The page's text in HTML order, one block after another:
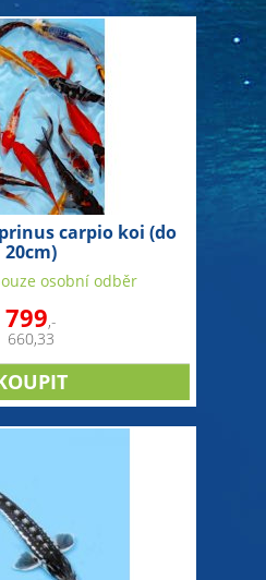
carpio koi (do
20cm)
osobní odběr
799,-
660,33